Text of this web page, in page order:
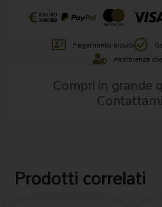
Pagamento sicuro
Assistenza
Compri in grande
Prodotti correlati